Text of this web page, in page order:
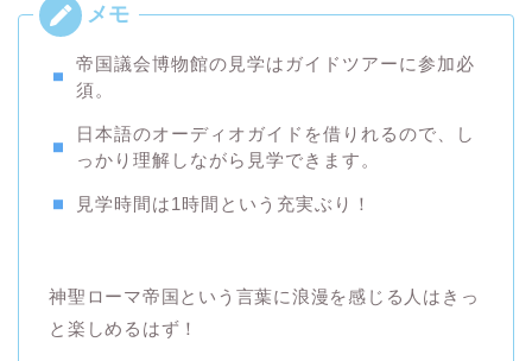
帝国議会博物館の見学はガイドツアーに参加必
須。
日本語のオーディオガイドを借りれるので、し
っかり理解しながら見学できます。
見学時間は1時間という充実ぶり！
神聖ローマ帝国という言葉に浪漫を感じる人はきっ
と楽しめるはず！